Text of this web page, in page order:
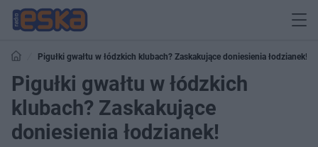
Pigułki gwałtu w łódzkich klubach? Zaskakujące doniesienia łodzianek!
Pigułki gwałtu w łódzkich
klubach? Zaskakujące
doniesienia łodzianek!